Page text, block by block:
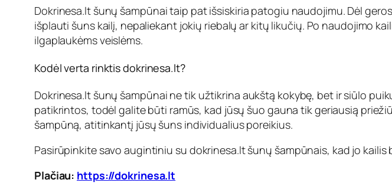
Dokrinesa.lt šunų šampūnaitaip pat išsiskiria patogiu naudojimu. Dėl
išplauti šuns kailį, nepaliekant jokių riebalų ar kitų likučių. Po naudojimo
ilgaplaukėms veislėms.
Kodėl verta rinktisdokrinesa.lt?
Dokrinesa.lt šunų šampūnai ne tik užtikrina aukštą kokybę, bet ir siūlo
patikrintos, todėl galite būti ramūs, kad jūsų šuo gauna tik geriausią
šampūną, atitinkantį jūsų šuns individualius poreikius.
Pasirūpinkite savo augintiniu su dokrinesa.lt šunų šampūnais, kad jo
Plačiau: https://dokrinesa.lt